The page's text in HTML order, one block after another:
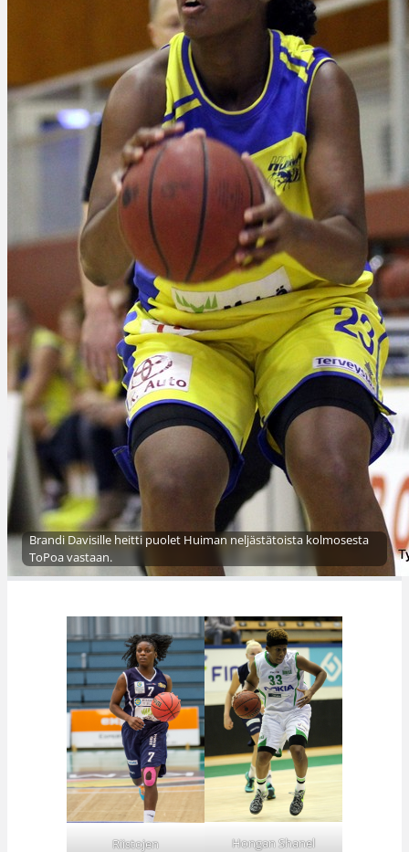
Brandi Davisille heitti puolet Huiman neljästätoista kolmosesta
ToPoa vastaan.
Riistojen
Hongan Shanel